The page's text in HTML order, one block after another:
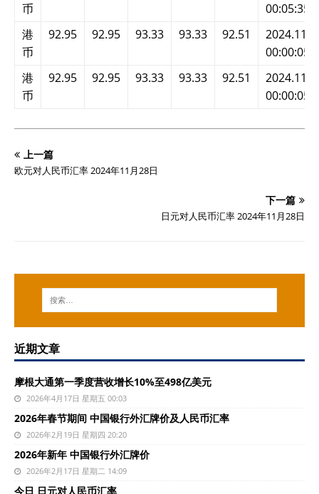
币
00:05:35
港
币
92.95 92.95 93.33 93.33 92.51
00:00:05
港
币
92.95 92.95 93.33 93.33 92.51
00:00:05
上一篇
欧元对人民币汇率 2024年11月28日
下一篇
日元对人民币汇率 2024年11月28日
近期文章
摩根大通第一季度营收增长10%至498亿美元
2026年4月17日 星期五 00:03
2026年春节期间 中国银行外汇牌价及人民币汇率
2026年2月19日 星期四 20:20
2026年新年 中国银行外汇牌价
2026年2月17日 星期二 14:09
今日 日元对人民币汇率